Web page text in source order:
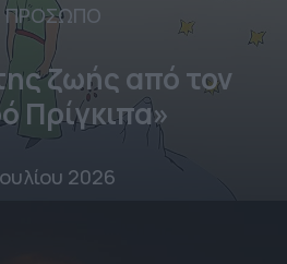
ΠΡΟΣΩΠΟ
ζωής από τον
Πρίγκιπα»
2026